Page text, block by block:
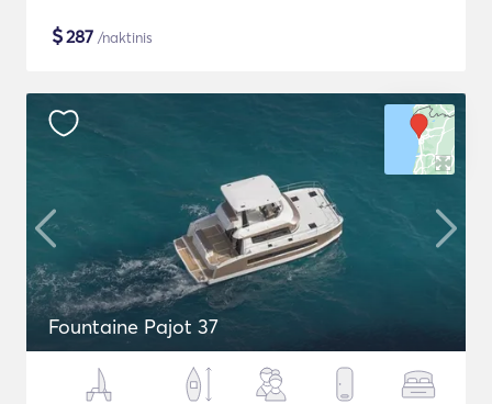
$287 /naktinis
Fountaine Pajot 37